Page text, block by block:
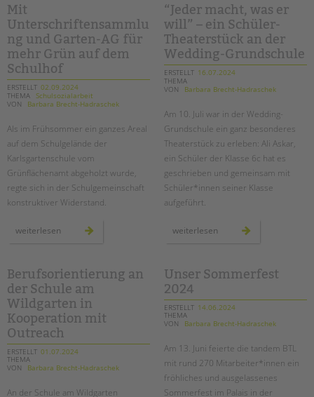
sonnenblumen
grundschule
an
der
sonnenblumen-
grundschule
Mit
Unterschriftensammlu
ng und Garten-AG für
mehr Grün auf dem
Schulhof
ERSTELLT 02.09.2024
THEMA Schulsozialarbeit
VON
Barbara Brecht-Hadraschek
Als im Frühsommer ein ganzes Areal
auf dem Schulgelände der
Karlsgartenschule vom
Grünflächenamt abgeholzt wurde,
regte sich in der Schulgemeinschaft
konstruktiver Widerstand.
weiterlesen
unterschriftensammlung
für
mehr
grün
auf
dem
schulhof
“Jeder macht, was er
will” – ein Schüler-
Theaterstück an der
Wedding-Grundschule
ERSTELLT 16.07.2024
THEMA
VON
Barbara Brecht-Hadraschek
Am 10. Juli war in der Wedding-
Grundschule ein ganz besonderes
Theaterstück zu erleben: Ali Askar,
ein Schüler der Klasse 6c hat es
geschrieben und gemeinsam mit
Schüler*innen seiner Klasse
aufgeführt.
weiterlesen
–
ein
theaterstück
an
der
wedding-
Berufsorientierung an
der Schule am
Wildgarten in
Kooperation mit
Outreach
ERSTELLT 01.07.2024
THEMA
VON
Barbara Brecht-Hadraschek
An der Schule am Wildgarten
Unser Sommerfest
2024
ERSTELLT 14.06.2024
THEMA
VON
Barbara Brecht-Hadraschek
Am 13. Juni feierte die tandem BTL
mit rund 270 Mitarbeiter*innen ein
fröhliches und ausgelassenes
Sommerfest im Palais in der